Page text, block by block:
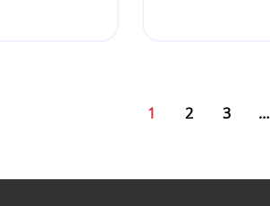
1 2 3 …